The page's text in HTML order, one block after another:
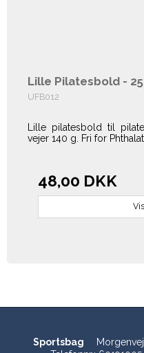
Lille Pilatesbold -
UFB012
Lille pilatesbold til
vejer 140 g. Fri for
48,00 DKK
Sportsbag